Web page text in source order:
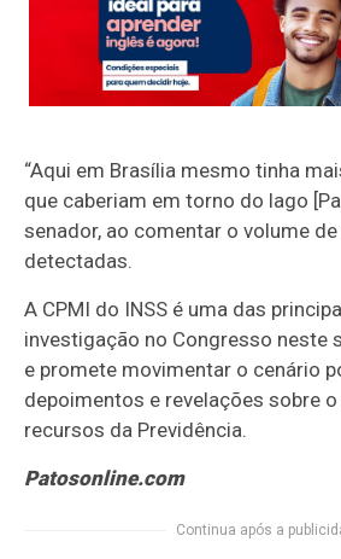
“Aqui em Brasília mesmo tinha
que caberiam em torno do lago
senador, ao comentar o volume
detectadas.
A CPMI do INSS é uma das
investigação no Congresso neste
e promete movimentar o cenário
depoimentos e revelações sobre
recursos da Previdência.
Patosonline.com
Continua após a